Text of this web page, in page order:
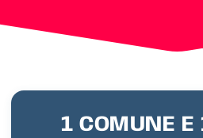
1 COMUNE E